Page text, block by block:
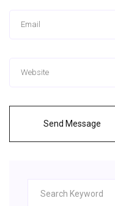
Send Message